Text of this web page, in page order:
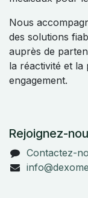
Nous
des solutions
auprès de
la réactivité et
engagement.
Rejoignez-
Contactez-